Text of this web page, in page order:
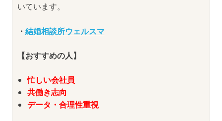
いています。
・ 結婚相談所ウェルスマ
【おすすめの人】
忙しい会社員
共働き志向
データ・合理性重視